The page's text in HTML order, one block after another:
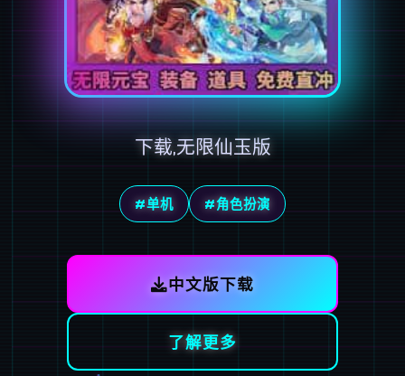
下载,无限仙玉版
#单机 #角色扮演
中文版下载
了解更多